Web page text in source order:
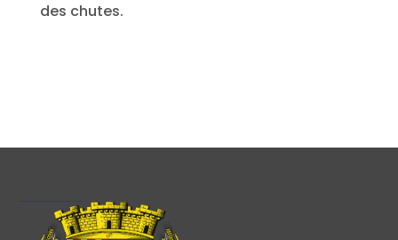
des chutes.